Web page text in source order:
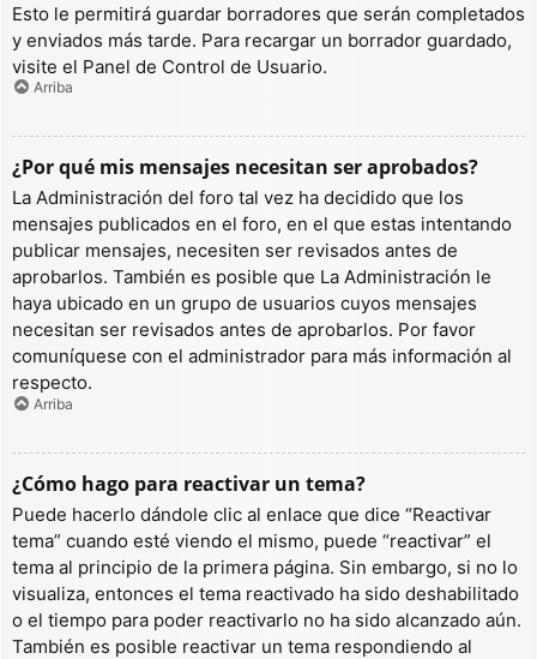
Esto le permitirá guardar borradores que serán completados
y enviados más tarde. Para recargar un borrador guardado,
visite el Panel de Control de Usuario.
Arriba
¿Por qué mis mensajes necesitan ser aprobados?
La Administración del foro tal vez ha decidido que los
mensajes publicados en el foro, en el que estas intentando
publicar mensajes, necesiten ser revisados antes de
aprobarlos. También es posible que La Administración le
haya ubicado en un grupo de usuarios cuyos mensajes
necesitan ser revisados antes de aprobarlos. Por favor
comuníquese con el administrador para más información al
respecto.
Arriba
¿Cómo hago para reactivar un tema?
Puede hacerlo dándole clic al enlace que dice “Reactivar
tema” cuando esté viendo el mismo, puede “reactivar” el
tema al principio de la primera página. Sin embargo, si no lo
visualiza, entonces el tema reactivado ha sido deshabilitado
o el tiempo para poder reactivarlo no ha sido alcanzado aún.
También es posible reactivar un tema respondiendo al